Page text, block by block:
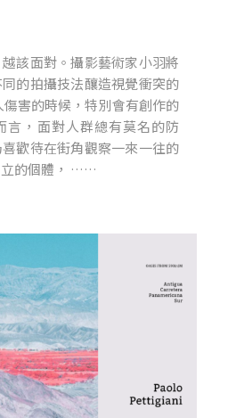
該面對。攝影藝術家小羽將
的拍攝技法釀造視覺衝突的
害的時候，特別會有創作的
言，面對人群總有莫名的防
歡待在街角觀察一來一往的
立的個體， ……